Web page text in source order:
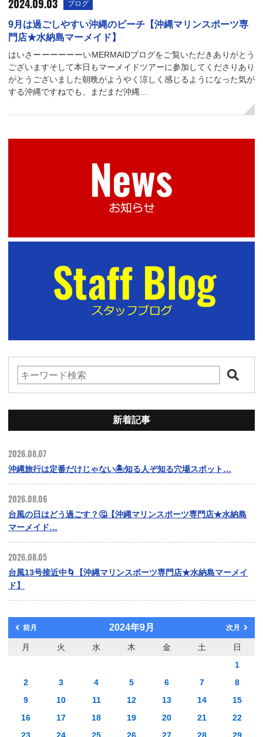
2024.09.03 ブログ
9月は過ごしやすい沖縄のビーチ【沖縄マリンスポーツ専
門店★水納島マーメイド】
はいさーーーーーーいMERMAIDブログをご覧いただきありがとう
ございますそして本日もマーメイドツアーに参加してくださりあり
がとうございました朝晩がようやく涼しく感じるようになった気が
する沖縄ですねでも、まだまだ沖縄…
新着記事
2026.08.07
沖縄旅行は定番だけじゃない🏝️知る人ぞ知る穴場スポット…
2026.08.06
台風の日はどう過ごす？🤔【沖縄マリンスポーツ専門店★水納島
マーメイド…
2026.08.05
台風13号接近中🌀【沖縄マリンスポーツ専門店★水納島マーメイ
ド】
前月 2024年9月 次月
月 火 水 木 金 土
日
1
2
3 4 5 6 7
8
9
10 11 12 13 14
15
16
17 18 19 20 21
22
23
24 25 26 27 28 29